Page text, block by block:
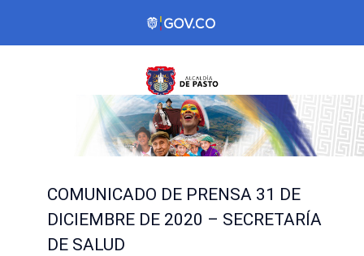
COMUNICADO DE PRENSA 31 DE
DICIEMBRE DE 2020 – SECRETARÍA
DE SALUD